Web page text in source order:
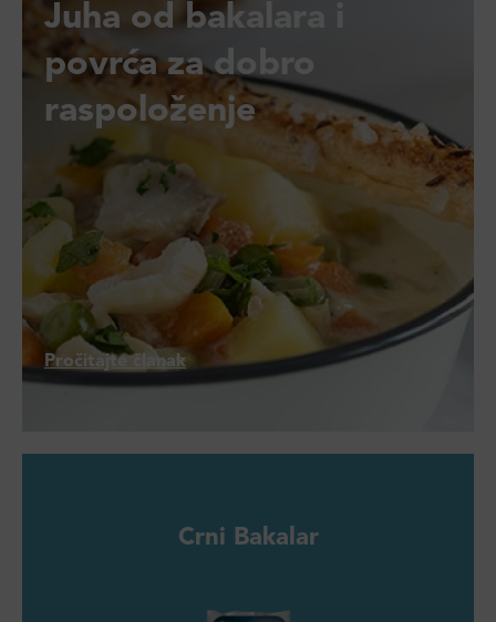
Juha od bakalara i
povrća za dobro
raspoloženje
Pročitajte članak
Crni Bakalar